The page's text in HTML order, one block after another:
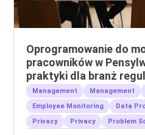
Oprogramowanie do
pracowników w
praktyki dla branż
Management Management
Employee Monitoring
Data
Privacy
Privacy Problem